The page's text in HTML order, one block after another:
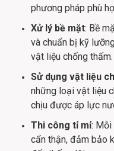
phương pháp phù
Xử lý bề mặt: Bề
và chuẩn bị kỹ
vật liệu chống thấm.
Sử dụng vật liệu
những loại vật liệu
chịu được áp lực
Thi công tỉ mỉ: Mỗi
cẩn thận, đảm bảo